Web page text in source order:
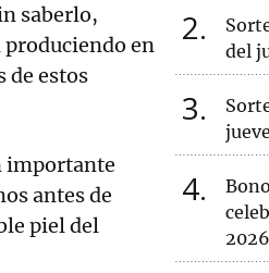
saberlo,
produciendo en
de estos
importante
antes de
piel del
2
del
3
4
2026